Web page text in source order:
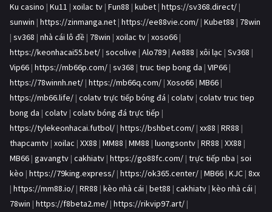
Ku casino | Ku11 | xoilac tv | Fun88 | kubet | https://sv368.direct/ |
sunwin | https://zinmanga.net | https://ee88vie.com/ | Kubet88 | 78win
| sv368 | nhà cái lô đề | 78win | xoilac tv | xoso66 |
https://keonhacai55.bet/ | socolive | Alo789 | Ae888 | xôi lạc | Sv368 |
Vip66 | https://mb66p.com/ | sv368 | truc tiep bong da | VIP66 |
https://78winnh.net/ | https://mb66q.com/ | Xoso66 | MB66 |
https://mb66.life/ | colatv trực tiếp bóng đá | colatv | colatv truc tiep
bong da | colatv | colatv bóng đá trực tiếp |
https://tylekeonhacai.futbol/ | https://bshbet.com/ | xx88 | RR88 |
thapcamtv | xoilac | XX88 | MM88 | MM88 | luongsontv | RR88 | XX88 |
MB66 | gavangtv | cakhiatv | https://go88fc.com/ | trực tiếp nba | soi
kèo | https://79king.express/ | https://ok365.center/ | MB66 | KJC | 8xx
| https://mm88.io/ | RR88 | kèo nhà cái | bet88 | cakhiatv | kèo nhà cái |
78win | https://f8beta2.me/ | https://rikvip97.art/ |